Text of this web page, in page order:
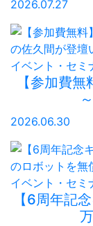
2026.07.27
イベント・セミ
【参加費
2026.06.30
イベント・セミ
【6周年記